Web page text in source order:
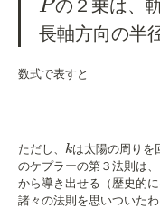
Pの２乗は、
長軸方向の半
数式で表すと
ただし、 k
kは太陽の周りを
のケプラーの第３法則は
から導き出せる（歴史的
諸々の法則を思いついたわ